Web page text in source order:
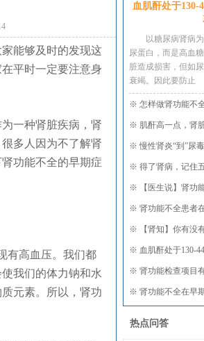
能够及时的发现这
平时一定要注意身
一种肾脏疾病，肾
多人因为不了解肾
功能不全的早期症
高血压。我们都
我们的体力钠和水
元素。所以，肾功
血肌酐处于130-
以糖尿病肾病
尿蛋白，而是高血
脏造成损害，但如
衰竭。因此要防止
※ 怎样做肾功能不
※ 肌酐高一点，肾
※ 慢性肾炎“到”尿
※ 得了肾病，记住
※ 【医生说】肾功
※ 肾功能不全患者
※ 【肾知】你有没
※ 血肌酐处于130-
※ 肾功能检查项目
※ 肾功能不全在早
热点问答